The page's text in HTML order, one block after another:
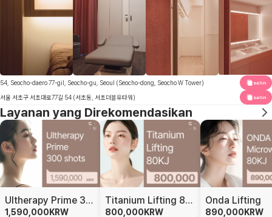
54, Seocho-daero 77-gil, Seocho-gu, Seoul (Seocho-dong, Seocho W Tower) salin
서울 서초구 서초대로77길 54 (서초동, 서초더블유타워) salin
Layanan yang Direkomendasikan
Ultherapy Prime 300 shots
1,590,000 KRW
Titanium Lifting 80KJ
800,000 KRW
Onda Lifting
890,000 KRW